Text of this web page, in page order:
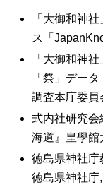
「大御和神
ス「
「大御和神
「祭」デー
調査本庁委員
式内社研究
海道』皇學館
徳島県神社
徳島県神社庁